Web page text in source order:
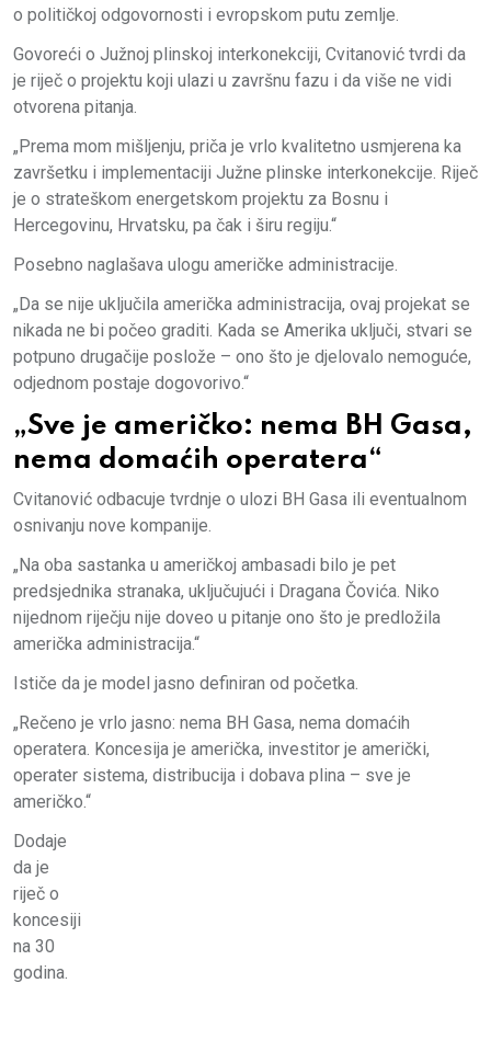
o političkoj odgovornosti i evropskom putu zemlje.
Govoreći o Južnoj plinskoj interkonekciji, Cvitanović tvrdi da
je riječ o projektu koji ulazi u završnu fazu i da više ne vidi
otvorena pitanja.
„Prema mom mišljenju, priča je vrlo kvalitetno usmjerena ka
završetku i implementaciji Južne plinske interkonekcije. Riječ
je o strateškom energetskom projektu za Bosnu i
Hercegovinu, Hrvatsku, pa čak i širu regiju.“
Posebno naglašava ulogu američke administracije.
„Da se nije uključila američka administracija, ovaj projekat se
nikada ne bi počeo graditi. Kada se Amerika uključi, stvari se
potpuno drugačije poslože – ono što je djelovalo nemoguće,
odjednom postaje dogovorivo.“
„Sve je američko: nema BH Gasa,
nema domaćih operatera“
Cvitanović odbacuje tvrdnje o ulozi BH Gasa ili eventualnom
osnivanju nove kompanije.
„Na oba sastanka u američkoj ambasadi bilo je pet
predsjednika stranaka, uključujući i Dragana Čovića. Niko
nijednom riječju nije doveo u pitanje ono što je predložila
američka administracija.“
Ističe da je model jasno definiran od početka.
„Rečeno je vrlo jasno: nema BH Gasa, nema domaćih
operatera. Koncesija je američka, investitor je američki,
operater sistema, distribucija i dobava plina – sve je
američko.“
Dodaje
da je
riječ o
koncesiji
na 30
godina.